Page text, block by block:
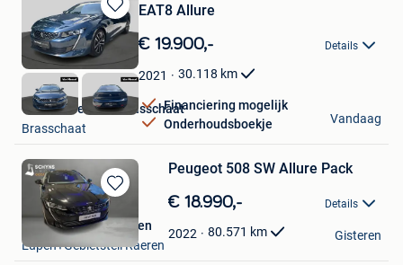
Bewaren
in
Mijn
Favorieten
EAT8 Allure
€ 19.900,- Details
2021 30.118 km
Financiering mogelijk
Onderhoudsboekje
Van Mossel Ford Brasschaat
Brasschaat
Vandaag
Bewaren
in
Mijn
Favorieten
Peugeot 508 SW Allure Pack
€ 18.990,- Details
2022 80.571 km
Peugeot Schyns Eupen
Eupen+Gebietsteil Raeren
Gisteren